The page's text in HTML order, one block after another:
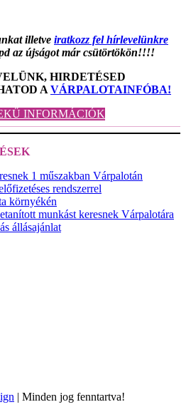
illetve iratkozz fel hírlevelünkre
az újságot már csütörtökön!!!!
HIRDETÉSED
A VÁRPALOTAINFÓBA!
INFORMÁCIÓK
1 műszakban Várpalotán
rendszerrel
környékén
munkást keresnek Várpalotára
állásajánlat
| Minden jog fenntartva!